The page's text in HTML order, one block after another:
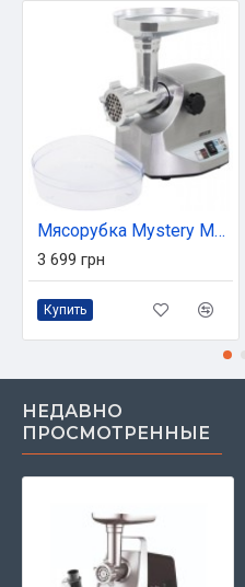
Мясорубка Mystery MGM-3100
3 699 грн
Купить
НЕДАВНО
ПРОСМОТРЕННЫЕ